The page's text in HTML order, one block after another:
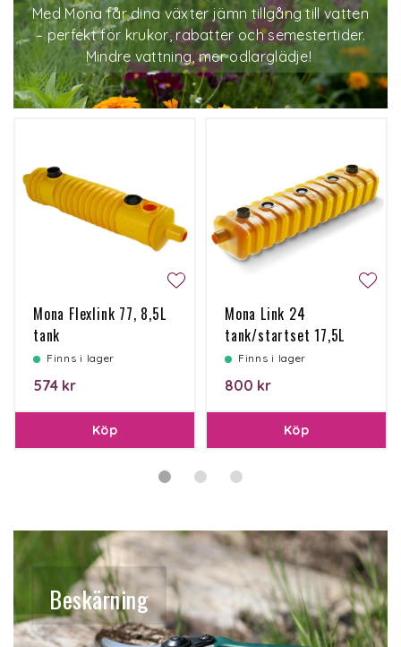
Med Mona får dina växter jämn tillgång till vatten
– perfekt för krukor, rabatter och semestertider.
Mindre vattning, mer odlarglädje!
Mona Flexlink 77, 8,5L
tank
Finns i lager
574 kr
Köp
Mona Link 24
tank/startset 17,5L
Finns i lager
800 kr
Köp
Beskärning